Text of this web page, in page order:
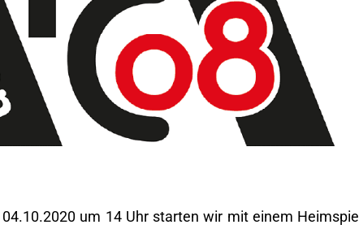
um 14 Uhr starten wir mit einem Heimspiel